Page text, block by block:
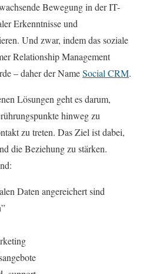
Bewegung in der IT-
Erkenntnisse und
Und zwar, indem das soziale
Relationship Management
– daher der NameSocial CRM.
Lösungen geht es darum,
hinweg zu
zu treten. Das Ziel ist dabei,
die Beziehung zu stärken.
Daten angereichert sind